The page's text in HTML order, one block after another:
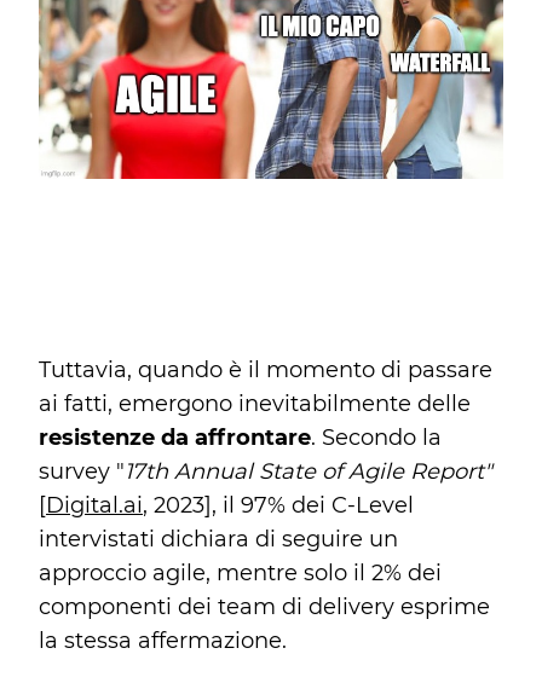
Tuttavia, quando è il momento di passare
ai fatti, emergono inevitabilmente delle
resistenze da affrontare. Secondo la
survey "17th Annual State of Agile Report"
[Digital.ai, 2023], il 97% dei C-Level
intervistati dichiara di seguire un
approccio agile, mentre solo il 2% dei
componenti dei team di delivery esprime
la stessa affermazione.